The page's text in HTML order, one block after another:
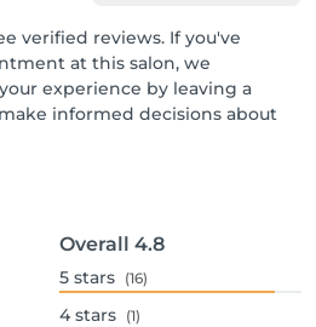
verified reviews. If you've
at this salon, we
experience by leaving a
informed decisions about
Overall 4.8
5 stars (16)
4 stars (1)